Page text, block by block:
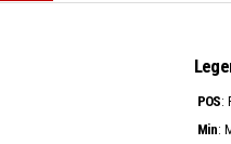
POS:
Min: